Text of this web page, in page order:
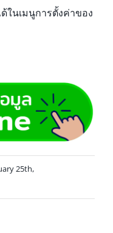
ในเมนูการตั้งค่าของ
25th,